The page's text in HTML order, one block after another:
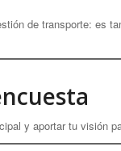
de transporte: es
y aportar tu visión